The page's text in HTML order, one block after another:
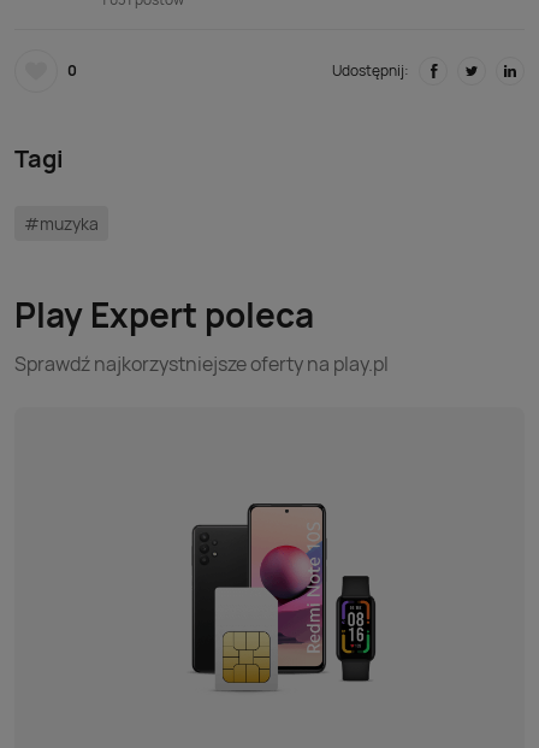
0 Udostępnij:
Tagi
#muzyka
Play Expert poleca
Sprawdź najkorzystniejsze oferty na play.pl